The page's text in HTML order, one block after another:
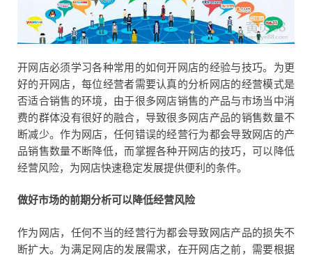
开网店必须学习各种常用的如何开网店的经验与技巧。为更
好的开网店，每位经营者需要认真的分析网店的经营模式是
否适合销售的环境，由于很多网店销售的产品与市场当中消
费的群体没有很好的融合，导致很多网店产品的销售数量不
断减少。作为网店，任何错误的经营行为都会导致网店的产
品销售数量不断降低，而掌握各种开网店的技巧，可以降低
经营风险，为网店快速稳定发展提供便利的条件。
做好市场的前期分析可以降低经营风险
作为网店，任何不当的经营行为都会导致网店产品的损失不
断扩大。为满足网店的发展需求，在开网店之前，需要根据